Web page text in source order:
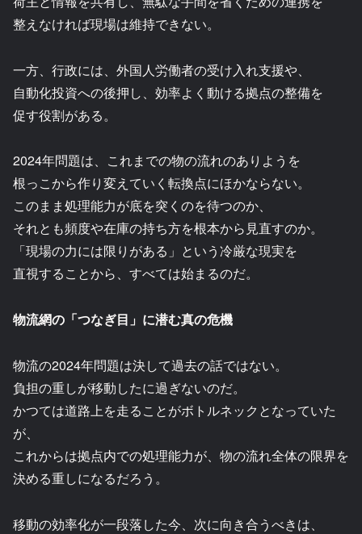
整えなければ現場は維持できない。
一方、行政には、外国人労働者の受け入れ支援や、
自動化投資への後押し、効率よく動ける拠点の整備を
促す役割がある。
2024年問題は、これまでの物の流れのありようを
根っこから作り変えていく転換点にほかならない。
このまま処理能力が底を突くのを待つのか、
それとも頻度や在庫の持ち方を根本から見直すのか。
「現場の力には限りがある」という冷厳な現実を
直視することから、すべては始まるのだ。
物流網の「つなぎ目」に潜む真の危機
物流の2024年問題は決して過去の話ではない。
負担の重しが移動したに過ぎないのだ。
かつては道路上を走ることがボトルネックとなっていた
が、
これからは拠点内での処理能力が、物の流れ全体の限界を
決める重しになるだろう。
移動の効率化が一段落した今、次に向き合うべきは、